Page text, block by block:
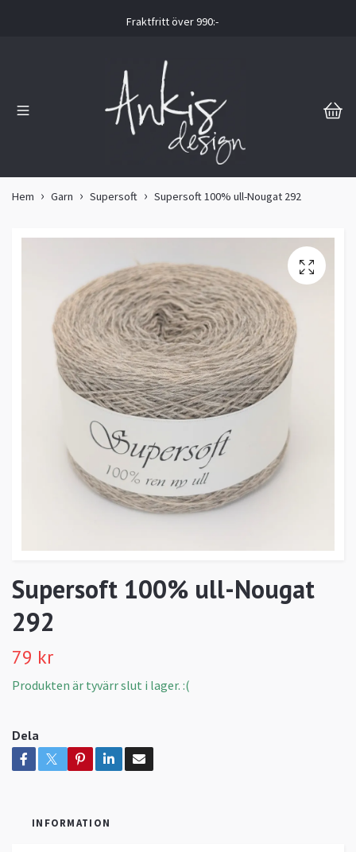
Fraktfritt över 990:-
Hem Garn Supersoft Supersoft 100% ull-Nougat 292
Supersoft 100% ull-Nougat
292
79 kr
Produkten är tyvärr slut i lager. :(
Dela
INFORMATION